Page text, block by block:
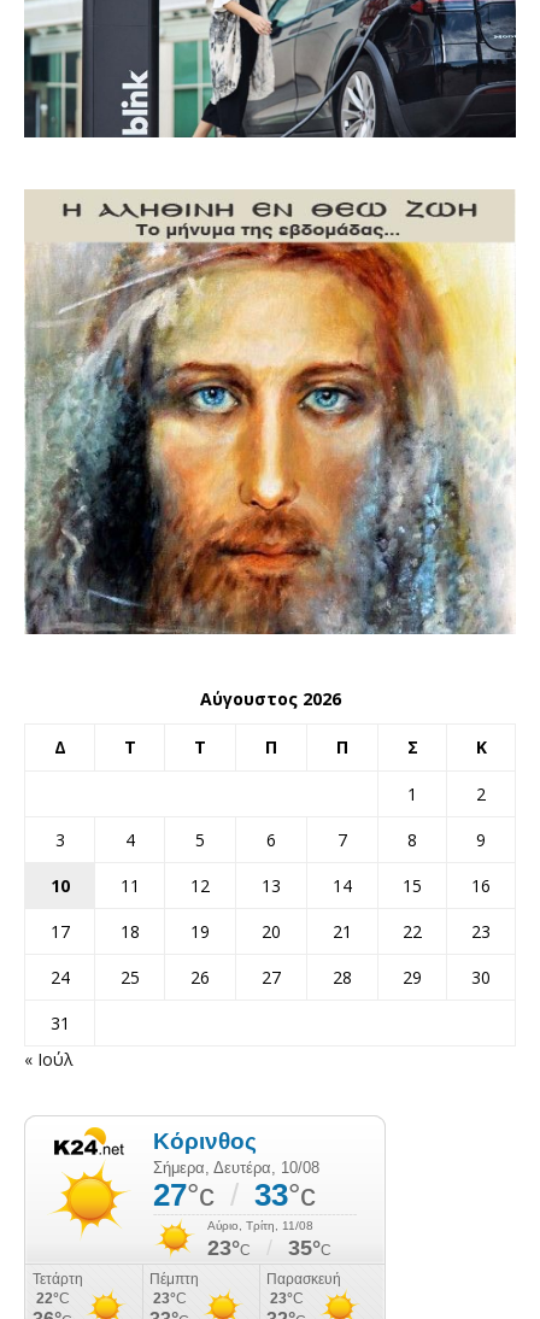
Αύγουστος 2026
Δ Τ Τ Π Π Σ Κ
1
2
3
4 5 6 7 8
9
10
11 12 13 14 15
16
17
18 19 20 21 22
23
24
25 26 27 28 29
30
31
« Ιούλ